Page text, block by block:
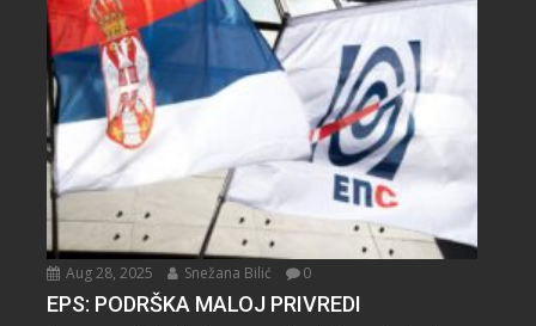
Aug 28, 2025 Snežana Bilić 0
EPS: PODRŠKA MALOJ PRIVREDI